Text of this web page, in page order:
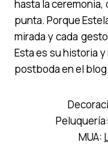
hasta la
punta. Porque
mirada y cada
Esta es su historia
postboda en el blog.
Peluquería:
MUA: